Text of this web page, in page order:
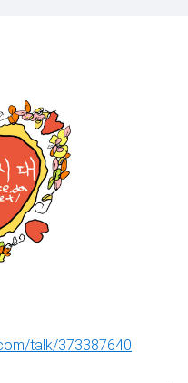
talk/373387640